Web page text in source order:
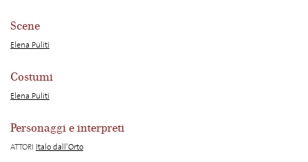
Scene
Elena Puliti
Costumi
Elena Puliti
Personaggi e interpreti
ATTORI Italo dall’Orto